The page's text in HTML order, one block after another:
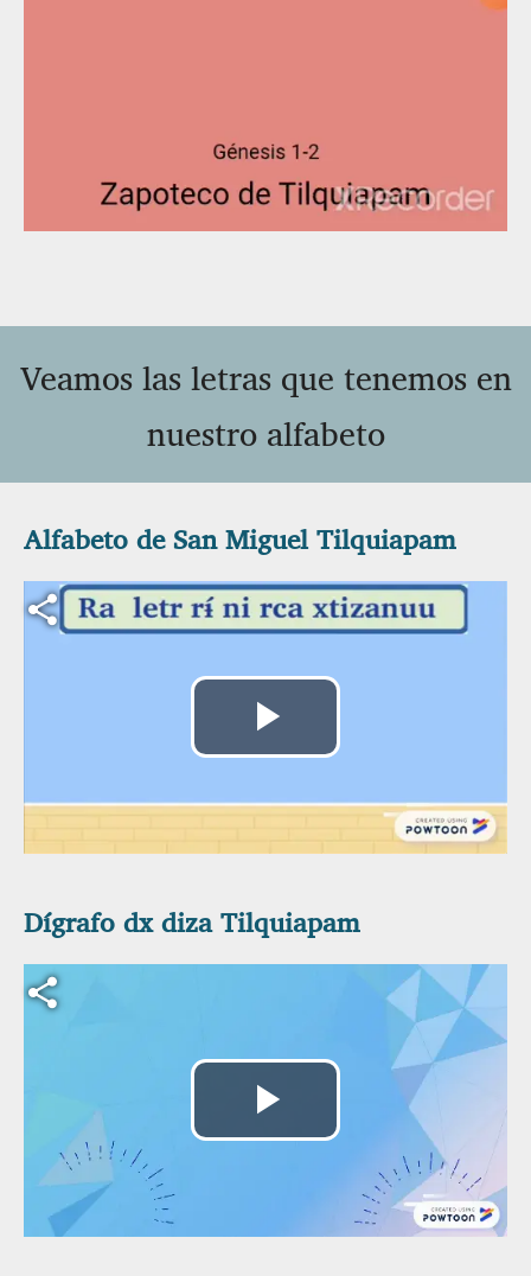
Veamos las letras que tenemos en
nuestro alfabeto
Archivo de vídeo
Reproducir
Vídeo
Alfabeto de San Miguel Tilquiapam
Archivo de vídeo
Reproducir
Vídeo
Dígrafo dx diza Tilquiapam